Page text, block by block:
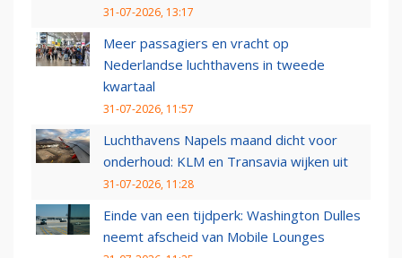
31-07-2026, 13:17
Meer passagiers en vracht op
Nederlandse luchthavens in tweede
kwartaal
31-07-2026, 11:57
Luchthavens Napels maand dicht voor
onderhoud: KLM en Transavia wijken uit
31-07-2026, 11:28
Einde van een tijdperk: Washington Dulles
neemt afscheid van Mobile Lounges